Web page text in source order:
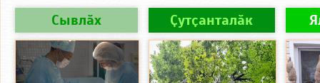
Сывлӑх Ҫутҫанталӑк